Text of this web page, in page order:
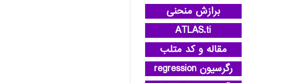
برازش منحنی
ATLAS.ti
مقاله و کد متلب
رگرسیون regression